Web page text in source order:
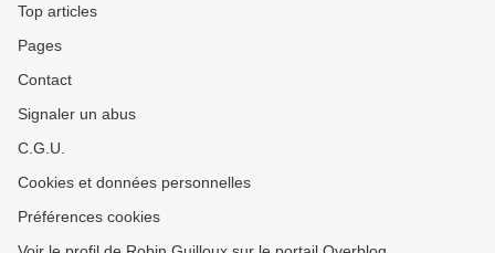
Top articles
Pages
Contact
Signaler un abus
C.G.U.
Cookies et données personnelles
Préférences cookies